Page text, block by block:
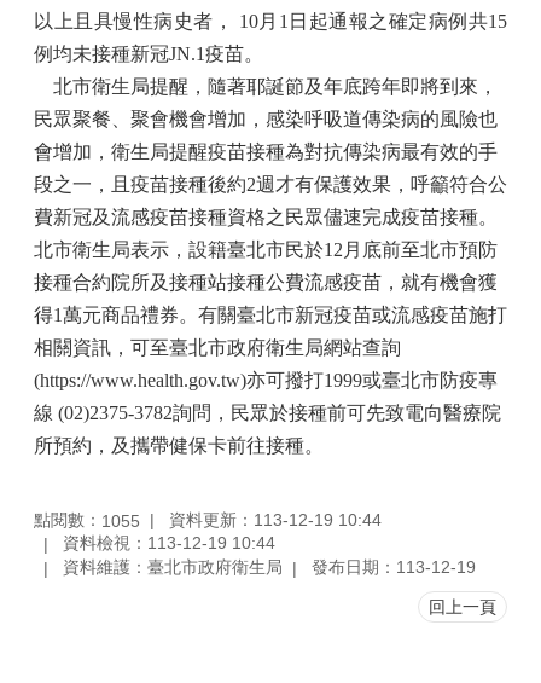
以上且具慢性病史者，
10月 1 日起通報之確定病例共15
例均未接種新冠JN.1疫苗。
北市衛生局提醒，隨著耶誕節及年底跨年即將到來，
民眾聚餐、聚會機會增加，感染呼吸道傳染病的風險也
會增加，衛生局提醒疫苗接種為對抗傳染病最有效的手
段之一，且疫苗接種後約2週才有保護效果，呼籲符合公
費新冠及流感疫苗接種資格之民眾儘速完成疫苗接種。
北市衛生局表示，設籍臺北市民於12 月底前至北市預防
接種合約院所及接種站接種公費流感疫苗，就有機會獲
得1萬元商品禮券。有關臺北市新冠疫苗或流感疫苗施打
相關資訊，可至臺北市政府衛生局網站查詢
(https://www.health.gov.tw)亦可撥打1999或臺北市防疫專
線 (02)2375-3782詢問，民眾於接種前可先致電向醫療院
所預約，及攜帶健保卡前往接種。
點閱數： 1055
資料更新：113-12-19 10:44
資料檢視：113-12-19 10:44
資料維護：臺北市政府衛生局
發布日期：113-12-19
回上一頁